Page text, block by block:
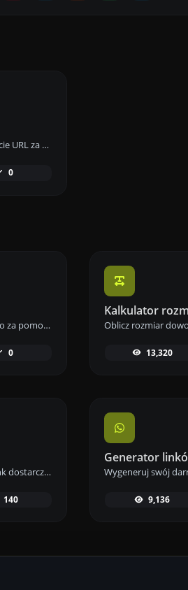
Zakoduj dowolny ciąg znaków w formacie URL za pomocą naszego narzędzia do kodowania URL, aby uzyskać bezpieczne adresy internetowe.
0
Utwórz własny podpis i pobierz go łatwo za pomocą naszego narzędzia do generowania podpisów dla spersonalizowanych e-podpisów.
0
Kalkulator
13,320
Narzędzie do wyszukiwania IP Digily Link dostarcza szczegółowych informacji o dowolnym adresie IP. Skorzystaj z tej darmowej usługi online, aby uzyskać kompleksowe dane o IP.
140
Generator
9,136